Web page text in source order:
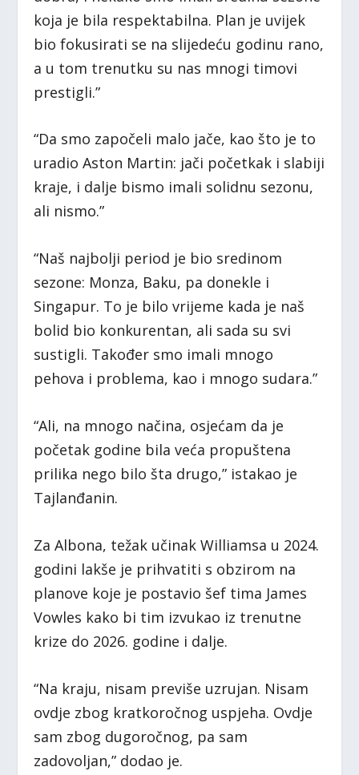
koja je bila respektabilna. Plan je uvijek
bio fokusirati se na slijedeću godinu rano,
a u tom trenutku su nas mnogi timovi
prestigli.”
“Da smo započeli malo jače, kao što je to
uradio Aston Martin: jači početkak i slabiji
kraje, i dalje bismo imali solidnu sezonu,
ali nismo.”
“Naš najbolji period je bio sredinom
sezone: Monza, Baku, pa donekle i
Singapur. To je bilo vrijeme kada je naš
bolid bio konkurentan, ali sada su svi
sustigli. Također smo imali mnogo
pehova i problema, kao i mnogo sudara.”
“Ali, na mnogo načina, osjećam da je
početak godine bila veća propuštena
prilika nego bilo šta drugo,” istakao je
Tajlanđanin.
Za Albona, težak učinak Williamsa u 2024.
godini lakše je prihvatiti s obzirom na
planove koje je postavio šef tima James
Vowles kako bi tim izvukao iz trenutne
krize do 2026. godine i dalje.
“Na kraju, nisam previše uzrujan. Nisam
ovdje zbog kratkoročnog uspjeha. Ovdje
sam zbog dugoročnog, pa sam
zadovoljan,” dodao je.